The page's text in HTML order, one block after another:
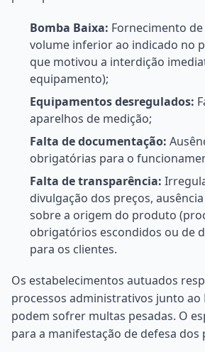
Bomba Baixa: Fornecimento
volume inferior ao indicado no
que motivou a interdição
equipamento);
Equipamentos desregulados:
aparelhos de medição;
Falta de documentação:
obrigatórias para o
Falta de transparência:
divulgação dos preços,
sobre a origem do produto
obrigatórios escondidos ou de
para os clientes.
Os estabelecimentos autuados
processos administrativos junto ao
podem sofrer multas pesadas. O
para a manifestação de defesa dos